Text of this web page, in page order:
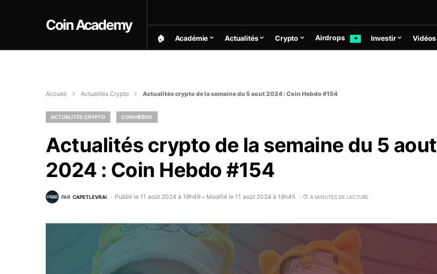
Coin Academy
🏠︎ Académie Actualités Crypto Airdrops ✦ Investir Vidéos
Accueil Actualités Crypto Actualités crypto de la semaine du 5 aout 2024 : Coin Hebdo #154
ACTUALITÉS CRYPTO COIN HEBDO
Actualités crypto de la semaine du 5 aout
2024 : Coin Hebdo #154
PAR CAPETLEVRAI Publié le 11 août 2024 à 18h49 • Modifié le 11 août 2024 à 18h45 6 MINUTES DE LECTURE